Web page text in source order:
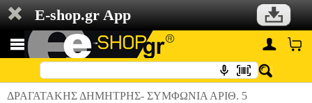
E-shop.gr App
ΔΡΑΓΑΤΑΚΗΣ ΔΗΜΗΤΡΗΣ- ΣΥΜΦΩΝΙΑ ΑΡΙΘ. 5